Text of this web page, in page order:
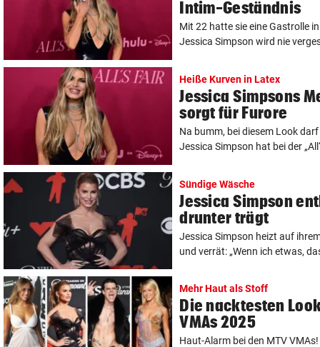
Intim-Geständnis
Mit 22 hatte sie eine Gastrolle
Jessica Simpson wird nie
Heiße Kurven in Latex
Jessica Simpsons
sorgt für Furore
Na bumm, bei diesem Look
Jessica Simpson hat bei der
Sündige Wäsche
Jessica Simpson
drunter trägt
Jessica Simpson heizt auf
und verrät: „Wenn ich etwas,
Mehr Haut als Stoff
Die nacktesten
VMAs 2025
Haut-Alarm bei den MTV